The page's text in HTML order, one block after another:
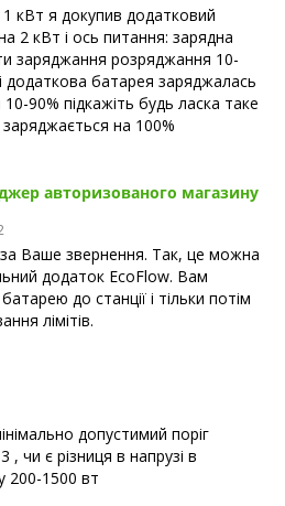
кВт я докупив додатковий
2 кВт і ось питання: зарядна
заряджання розряджання 10-
батарея заряджалась
90% підкажіть будь ласка таке
на 100%
авторизованого магазину
Ваше звернення. Так, це можна
додаток EcoFlow. Вам
до станції і тільки потім
лімітів.
допустимий поріг
, чи є різниця в напрузі в
200-1500 вт